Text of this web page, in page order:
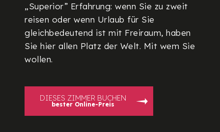
„Superior” Erfahrung: wenn Sie zu zweit
reisen oder wenn Urlaub für Sie
gleichbedeutend ist mit Freiraum, haben
Sie hier allen Platz der Welt. Mit wem Sie
wollen.
DIESES ZIMMER BUCHEN
bester Online-Preis